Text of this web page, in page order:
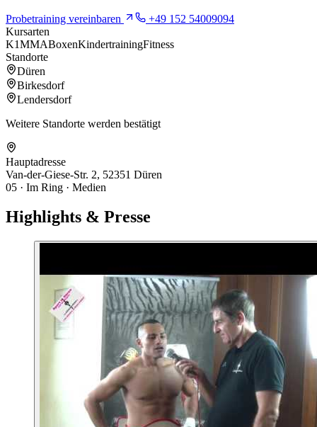
Probetraining vereinbaren
+49 152 54009094
Kursarten
K1MMABoxenKindertrainingFitness
Standorte
Düren
Birkesdorf
Lendersdorf
Weitere Standorte werden bestätigt
Hauptadresse
Van-der-Giese-Str. 2, 52351 Düren
05 · Im Ring · Medien
Highlights & Presse